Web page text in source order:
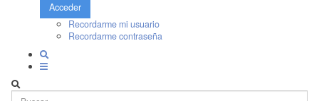
Acceder
Recordarme mi usuario
Recordarme contraseña